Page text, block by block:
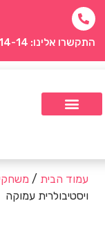
התקשרו אלינו: 074-769-14-14
עמוד הבית /
ויסטיבולרית עמוקה